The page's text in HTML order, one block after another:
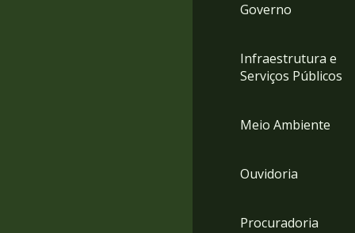
Governo
Infraestrutura e
Serviços Públicos
Meio Ambiente
Ouvidoria
Procuradoria